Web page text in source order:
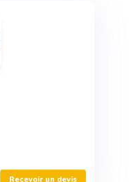
Recevoir un devis